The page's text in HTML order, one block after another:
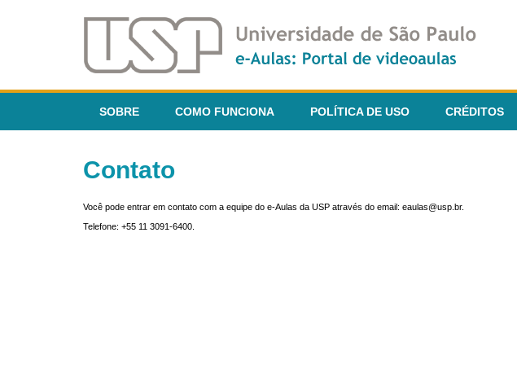
SOBRE COMO FUNCIONA POLÍTICA DE USO CRÉDITOS
Contato
Você pode entrar em contato com a equipe do e-Aulas da USP através do email: eaulas@usp.br.
Telefone: +55 11 3091-6400.